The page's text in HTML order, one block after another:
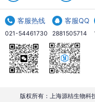
客服热线
021-54461730
客服QQ
2881505714
版权所有：上海源桔生物科